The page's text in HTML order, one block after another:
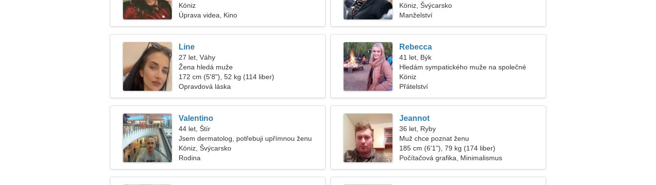
Köniz
Úprava videa, Kino
čerstvý vzduch
Köniz, Švýcarsko
Manželství
Line
27 let, Váhy
Žena hledá muže
172 cm (5'8"), 52 kg (114 liber)
Opravdová láska
Rebecca
41 let, Býk
Hledám sympatického muže na společné
lyžování
Köniz
Přátelství
Valentino
44 let, Štír
Jsem dermatolog, potřebuji upřímnou ženu
Köniz, Švýcarsko
Rodina
Jeannot
36 let, Ryby
Muž chce poznat ženu
185 cm (6'1"), 79 kg (174 liber)
Počítačová grafika, Minimalismus